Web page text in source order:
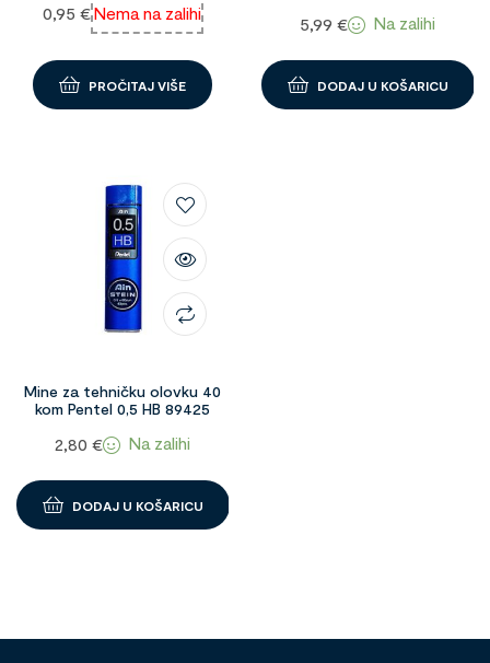
0,95 €Nema na zalihi
PROČITAJ VIŠE
5,99 € Na zalihi
DODAJ U KOŠARICU
Mine za tehničku olovku 40
kom Pentel 0,5 HB 89425
2,80 € Na zalihi
DODAJ U KOŠARICU